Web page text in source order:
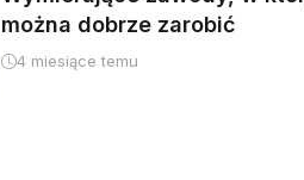
można dobrze zarobić
4 miesiące temu